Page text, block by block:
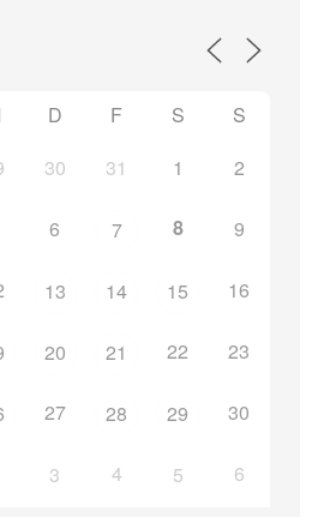
D F S
S
30 31 1 2
6 7 8 9
13 14 15 16
20 21 22 23
27 28 29 30
3 4 5 6